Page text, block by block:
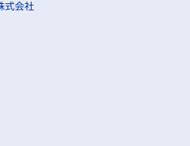
式会社